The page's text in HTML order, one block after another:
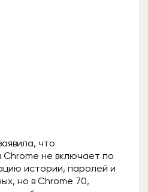
что
Chrome не включает по
истории, паролей и
но в Chrome 70,